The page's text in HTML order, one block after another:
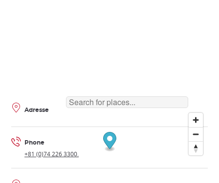
Adresse
Phone
+81 (0)74 226 3300.